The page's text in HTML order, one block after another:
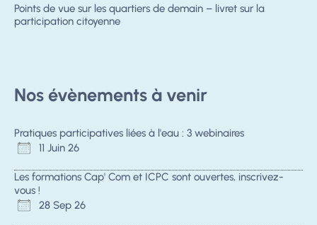
Points de vue sur les quartiers de demain – livret sur la
participation citoyenne
Nos évènements à venir
Pratiques participatives liées à l'eau : 3 webinaires
11 Juin 26
Les formations Cap' Com et ICPC sont ouvertes, inscrivez-
vous !
28 Sep 26